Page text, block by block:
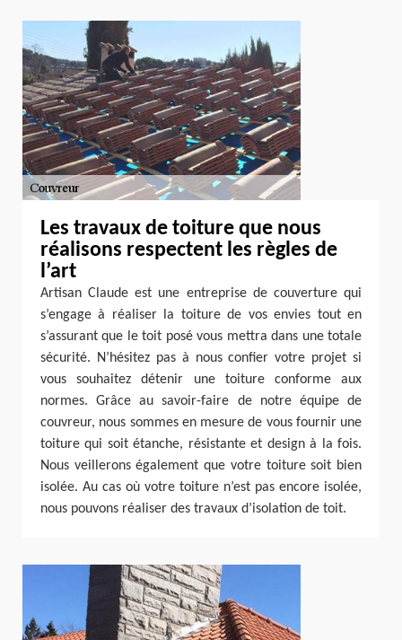
Les travaux de toiture que nous
réalisons respectent les règles de
l’art
Artisan Claude est une entreprise de couverture qui
s’engage à réaliser la toiture de vos envies tout en
s’assurant que le toit posé vous mettra dans une totale
sécurité. N’hésitez pas à nous confier votre projet si
vous souhaitez détenir une toiture conforme aux
normes. Grâce au savoir-faire de notre équipe de
couvreur, nous sommes en mesure de vous fournir une
toiture qui soit étanche, résistante et design à la fois.
Nous veillerons également que votre toiture soit bien
isolée. Au cas où votre toiture n’est pas encore isolée,
nous pouvons réaliser des travaux d’isolation de toit.